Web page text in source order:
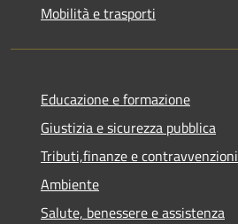
Mobilità e trasporti
Educazione e formazione
Giustizia e sicurezza pubblica
Tributi,finanze e contravvenzioni
Ambiente
Salute, benessere e assistenza